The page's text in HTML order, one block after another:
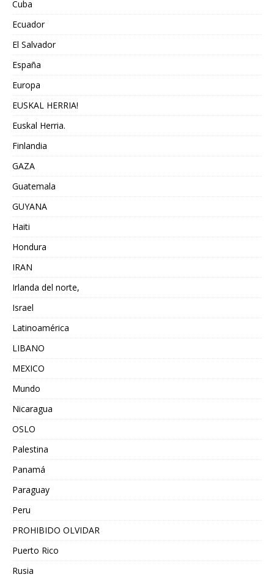
Cuba
Ecuador
El Salvador
España
Europa
EUSKAL HERRIA!
Euskal Herria.
Finlandia
GAZA
Guatemala
GUYANA
Haiti
Hondura
IRAN
Irlanda del norte,
Israel
Latinoamérica
LIBANO
MEXICO
Mundo
Nicaragua
OSLO
Palestina
Panamá
Paraguay
Peru
PROHIBIDO OLVIDAR
Puerto Rico
Rusia